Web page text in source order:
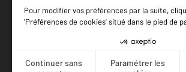
Achat
10